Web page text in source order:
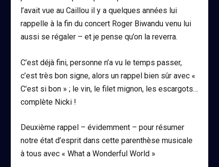
l’avait vue au Caillou il y a quelques années lui
rappelle à la fin du concert Roger Biwandu venu lui
aussi se régaler – et je pense qu’on la reverra.
C’est déjà fini, personne n’a vu le temps passer,
c’est très bon signe, alors un rappel bien sûr avec «
C’est si bon » ; le vin, le filet mignon, les escargots…
complète Nicki !
Deuxième rappel – évidemment – pour résumer
notre état d’esprit dans cette parenthèse musicale
à tous avec « What a Wonderful World »